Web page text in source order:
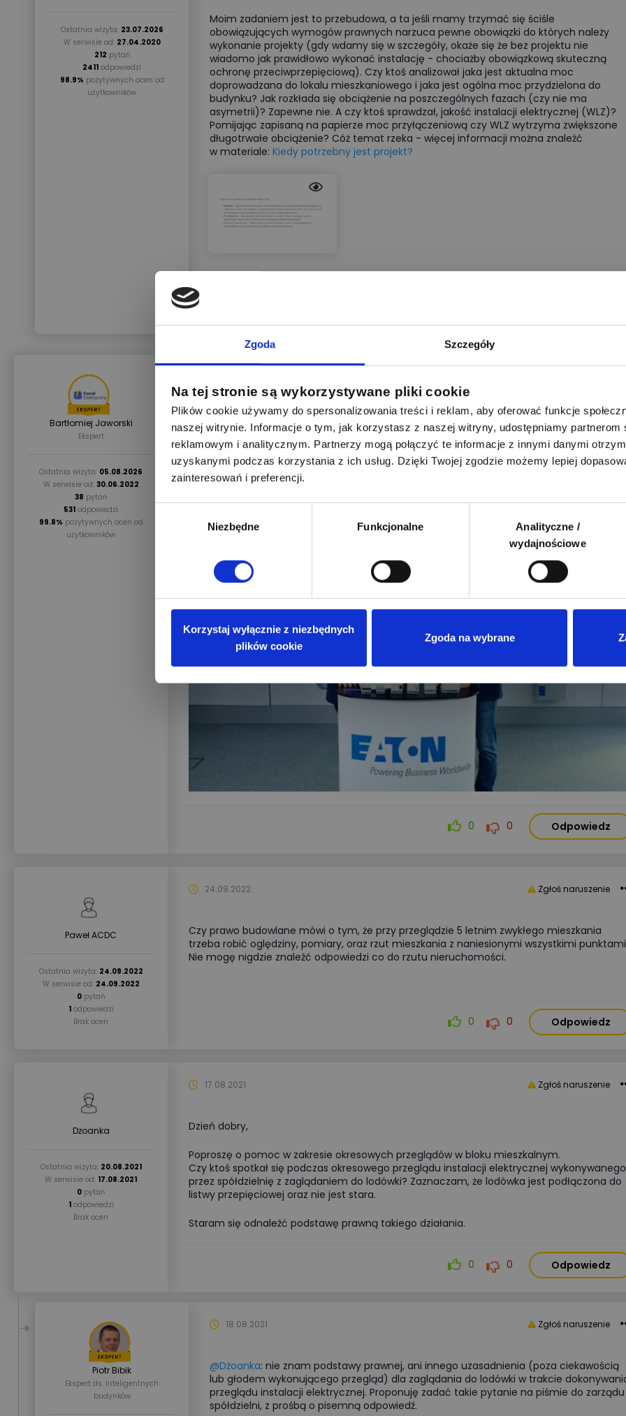
Zgoda Szczegóły
Na tej stronie są wykorzystywane pliki cookie
Plików cookie używamy do spersonalizowania treści i reklam, aby oferować funkcje
naszej witrynie. Informacje o tym, jak korzystasz z naszej witryny, udostępniamy partnerom
reklamowym i analitycznym. Partnerzy mogą połączyć te informacje z innymi danymi
uzyskanymi podczas korzystania z ich usług. Dzięki Twojej zgodzie możemy lepiej
zainteresowań i preferencji.
Niezbędne Funkcjonalne
Analityczne /
wydajnościowe
Korzystaj wyłącznie z niezbędnych
plików cookie
Zgoda na wybrane
Ostatnia wizyta: 23.07.2026
W serwisie od: 27.04.2020
212 pytań
2411 odpowiedzi
98.9% pozytywnych ocen od
użytkowników
Moim zadaniem jest to przebudowa, a ta jeśli mamy trzymać się ściśle
obowiązujących wymogów prawnych narzuca pewne obowiązki do których należy
wykonanie projekty (gdy wdamy się w szczegóły, okaże się że bez projektu nie
wiadomo jak prawidłowo wykonać instalację - chociażby obowiązkową skuteczną
ochronę przeciwprzepięciową). Czy ktoś analizował jaka jest aktualna moc
doprowadzana do lokalu mieszkaniowego i jaka jest ogólna moc przydzielona do
budynku? Jak rozkłada się obciążenie na poszczególnych fazach (czy nie ma
asymetrii)? Zapewne nie. A czy ktoś sprawdzał, jakość instalacji elektrycznej (WLZ)?
Pomijając zapisaną na papierze moc przyłączeniową czy WLZ wytrzyma zwiększone
długotrwałe obciążenie? Cóż temat rzeka - więcej informacji można znaleźć
w materiale: Kiedy potrzebny jest projekt?
Bartłomiej Jaworski
Ekspert
Ostatnia wizyta: 05.08.2026
W serwisie od: 30.06.2022
38 pytań
531 odpowiedzi
99.8% pozytywnych ocen od
użytkowników
Prawo budowlane nakłada na właścicieli i zarządców obiektów obowiązek sprawdzania
poszczególnych części budynków, w tym instalacji elektrycznej.
Czasookres dotyczący instalacji elektrycznej wynosi nie rzadziej jak raz na 5 lat.
0 0 Odpowiedz
Paweł ACDC
Ostatnia wizyta: 24.09.2022
W serwisie od: 24.09.2022
0 pytań
1odpowiedzi
Brak ocen
Zgłoś naruszenie
24.09.2022
Czy prawo budowlane mówi o tym, że przy przeglądzie 5 letnim zwykłego mieszkania
trzeba robić oględziny, pomiary, oraz rzut mieszkania z naniesionymi wszystkimi
Nie mogę nigdzie znaleźć odpowiedzi co do rzutu nieruchomości.
0 0 Odpowiedz
Dżoanka
Ostatnia wizyta: 20.08.2021
W serwisie od: 17.08.2021
0 pytań
1odpowiedzi
Brak ocen
Zgłoś naruszenie
17.08.2021
Dzień dobry,
Poproszę o pomoc w zakresie okresowych przeglądów w bloku mieszkalnym.
Czy ktoś spotkał się podczas okresowego przeglądu instalacji elektrycznej wykonywanego
przez spółdzielnię z zaglądaniem do lodówki? Zaznaczam, że lodówka jest podłączona do
listwy przepięciowej oraz nie jest stara.
Staram się odnaleźć podstawę prawną takiego działania.
0 0 Odpowiedz
Piotr Bibik
Ekspert ds. Inteligentnych
budynków
Zgłoś naruszenie
18.08.2021
@Dżoanka: nie znam podstawy prawnej, ani innego uzasadnienia (poza ciekawością
lub głodem wykonującego przegląd) dla zaglądania do lodówki w trakcie
przeglądu instalacji elektrycznej. Proponuję zadać takie pytanie na piśmie do zarządu
spółdzielni, z prośbą o pisemną odpowiedź.
Magazyny energii do
jaki model wybrać?
Wprowadzenie rozliczeń w
net-billingu oraz taryf
w Polsce sprawiło, że domowe
magazyny energii przestały być
technologiczną ciekawostką, a
się koniecznością ekonomiczną.
W tym artykule analizujemy
parametry akumulatorów,
porównujemy systemy
wskazujemy najczęstsze błędy
długie lata.
ZCM-42Programator czasowy
ustawiany przez Wi-Fi Zamel
Automatyka
Certyfikat:Nie
Cena:udział bezpłatny